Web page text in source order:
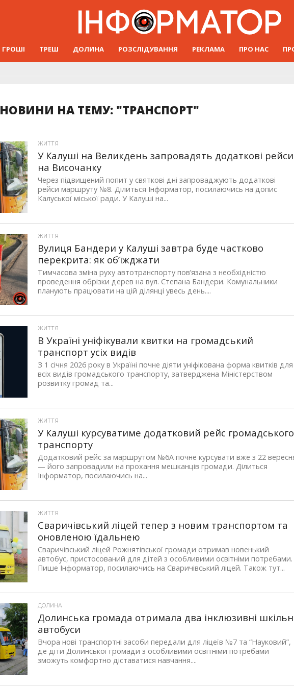
ГРОШІ ТРЕШ ДОЛИНА РОЗСЛІДУВАННЯ РЕКЛАМА ПРО НАС
НОВИНИ НА ТЕМУ: "ТРАНСПОРТ"
ЖИТТЯ
У Калуші на Великдень запровадять додаткові рейси
на Височанку
Через підвищений попит у святкові дні запроваджують додаткові
рейси маршруту №8. Ділиться Інформатор, посилаючись на допис
Калуської міської ради. У Калуші на...
ЖИТТЯ
Вулиця Бандери у Калуші завтра буде частково
перекрита: як об’їжджати
Тимчасова зміна руху автотранспорту пов’язана з необхідністю
проведення обрізки дерев на вул. Степана Бандери. Комунальники
планують працювати на цій ділянці увесь день....
ЖИТТЯ
В Україні уніфікували квитки на громадський
транспорт усіх видів
З 1 січня 2026 року в Україні почне діяти уніфікована форма квитків для
всіх видів громадського транспорту, затверджена Міністерством
розвитку громад та...
ЖИТТЯ
У Калуші курсуватиме додатковий рейс громадського
транспорту
Додатковий рейс за маршрутом №6А почне курсувати вже з 22
— його запровадили на прохання мешканців громади. Ділиться
Інформатор, посилаючись на...
ЖИТТЯ
Сваричівський ліцей тепер з новим транспортом та
оновленою їдальнею
Сваричівський ліцей Рожнятівської громади отримав новенький
автобус, пристосований для дітей з особливими освітніми потребами.
Пише Інформатор, посилаючись на Сваричівський ліцей. Також тут...
ДОЛИНА
Долинська громада отримала два інклюзивні
автобуси
Вчора нові транспортні засоби передали для ліцеїв №7 та “Науковий”,
де діти Долинської громади з особливими освітніми потребами
зможуть комфортно діставатися навчання....